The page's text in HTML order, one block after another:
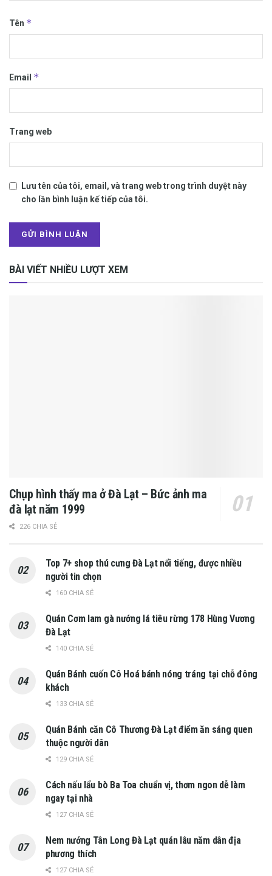
Tên *
Email *
Trang web
Lưu tên của tôi, email, và trang web trong trình duyệt này
cho lần bình luận kế tiếp của tôi.
BÀI VIẾT NHIỀU LƯỢT XEM
Chụp hình thấy ma ở Đà Lạt – Bức ảnh ma
đà lạt năm 1999
226 CHIA SẺ
Top 7+ shop thú cưng Đà Lạt nổi tiếng, được nhiều
người tin chọn
160 CHIA SẺ
Quán Cơm lam gà nướng lá tiêu rừng 178 Hùng Vương
Đà Lạt
140 CHIA SẺ
Quán Bánh cuốn Cô Hoá bánh nóng tráng tại chỗ đông
khách
133 CHIA SẺ
Quán Bánh căn Cô Thương Đà Lạt điểm ăn sáng quen
thuộc người dân
129 CHIA SẺ
Cách nấu lẩu bò Ba Toa chuẩn vị, thơm ngon dễ làm
ngay tại nhà
127 CHIA SẺ
Nem nướng Tân Long Đà Lạt quán lâu năm dân địa
phương thích
127 CHIA SẺ